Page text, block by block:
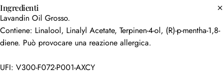
Ingredienti
Lavandin Oil Grosso.
Contiene: Linalool, Linalyl Acetate, Terpinen-4-ol, (R)-p-mentha-1,8-
diene. Può provocare una reazione allergica.
UFI: V300-F072-P001-AXCY